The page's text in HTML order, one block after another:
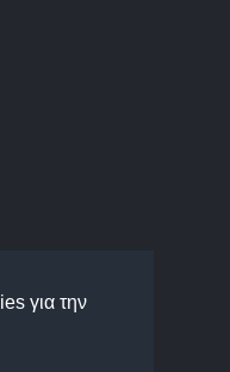
για την